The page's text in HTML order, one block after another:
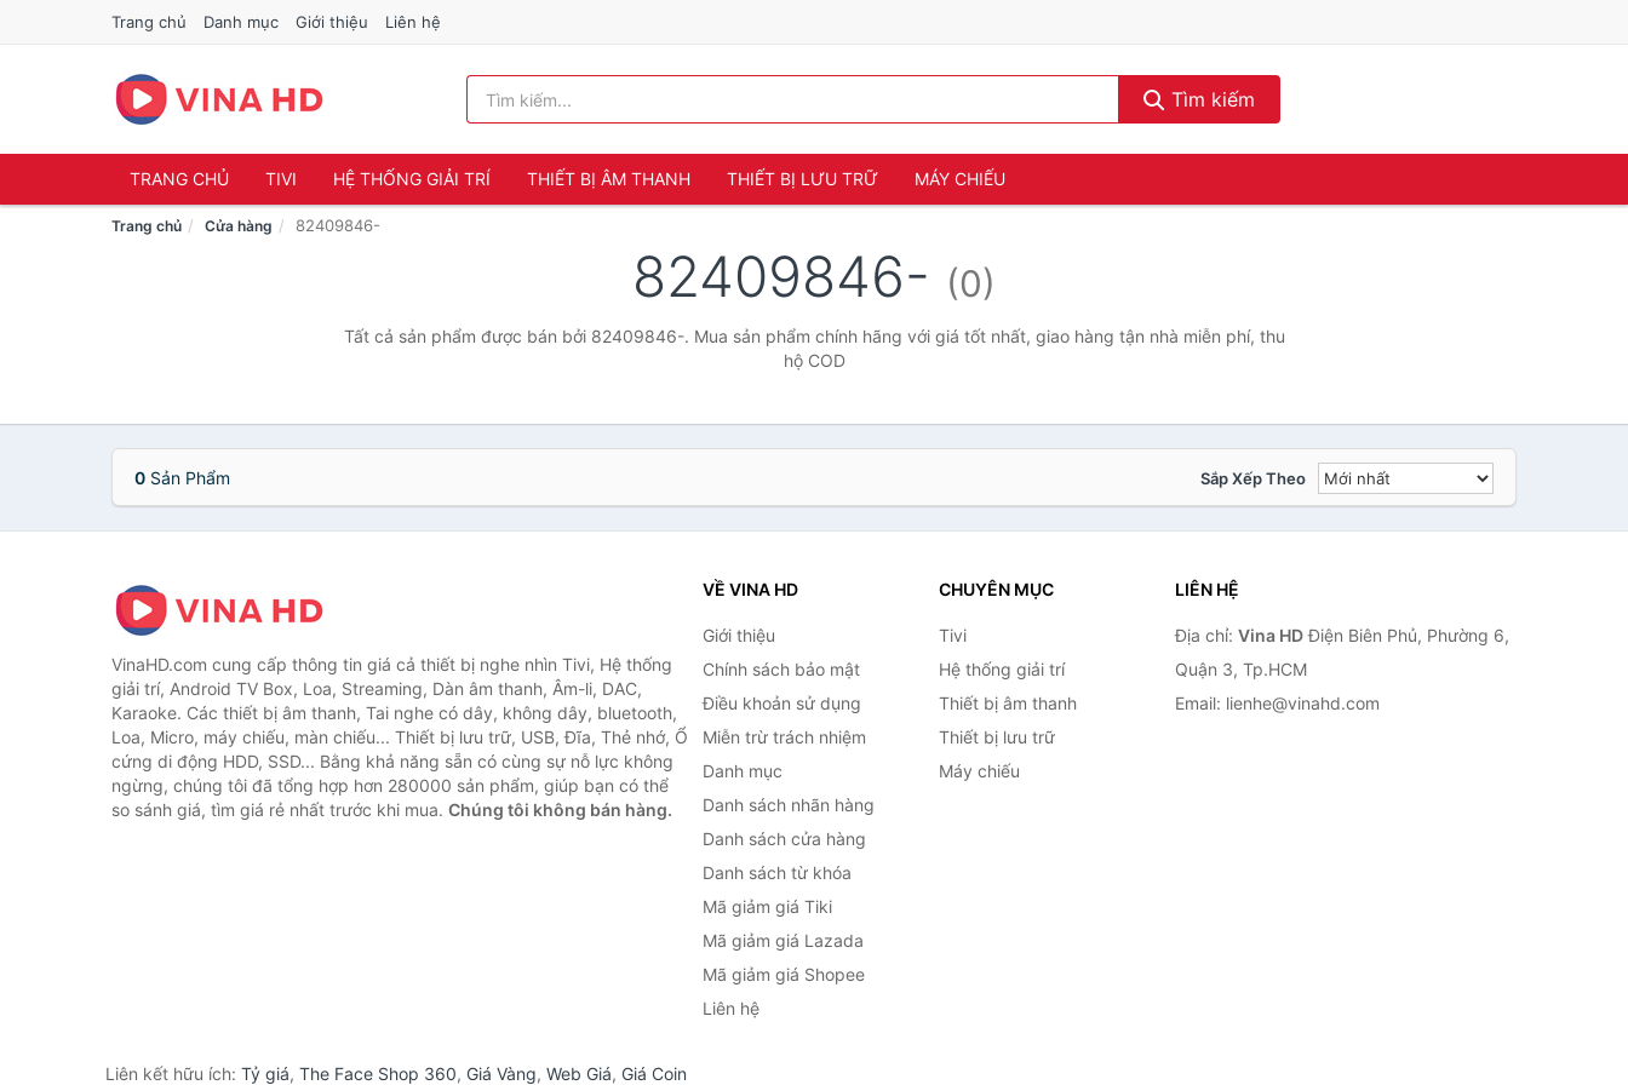
Trang chủ Danh mục Giới thiệu Liên hệ
Tìm kiếm
TRANG CHỦ TIVI HỆ THỐNG GIẢI TRÍ THIẾT BỊ ÂM THANH THIẾT BỊ LƯU TRỮ MÁY CHIẾU
Trang chủ Cửa hàng 82409846-
82409846- (0)
Tất cả sản phẩm được bán bởi 82409846-. Mua sản phẩm chính hãng với giá tốt nhất, giao hàng tận nhà miễn phí, thu
hộ COD
0 Sản Phẩm Sắp Xếp Theo
VinaHD.com cung cấp thông tin giá cả thiết bị nghe nhìn Tivi, Hệ thống
giải trí, Android TV Box, Loa, Streaming, Dàn âm thanh, Âm-li, DAC,
Karaoke. Các thiết bị âm thanh, Tai nghe có dây, không dây, bluetooth,
Loa, Micro, máy chiếu, màn chiếu... Thiết bị lưu trữ, USB, Đĩa, Thẻ nhớ, Ổ
cứng di động HDD, SSD... Bằng khả năng sẵn có cùng sự nỗ lực không
ngừng, chúng tôi đã tổng hợp hơn 280000 sản phẩm, giúp bạn có thể
so sánh giá, tìm giá rẻ nhất trước khi mua. Chúng tôi không bán hàng.
VỀ VINA HD
Giới thiệu
Chính sách bảo mật
Điều khoản sử dụng
Miễn trừ trách nhiệm
Danh mục
Danh sách nhãn hàng
Danh sách cửa hàng
Danh sách từ khóa
Mã giảm giá Tiki
Mã giảm giá Lazada
Mã giảm giá Shopee
Liên hệ
CHUYÊN MỤC
Tivi
Hệ thống giải trí
Thiết bị âm thanh
Thiết bị lưu trữ
Máy chiếu
LIÊN HỆ
Địa chỉ: Vina HDĐiện Biên Phủ, Phường 6,
Quận 3, Tp.HCM
Email: lienhe@vinahd.com
Liên kết hữu ích: Tỷ giá, The Face Shop 360, Giá Vàng, Web Giá, Giá Coin